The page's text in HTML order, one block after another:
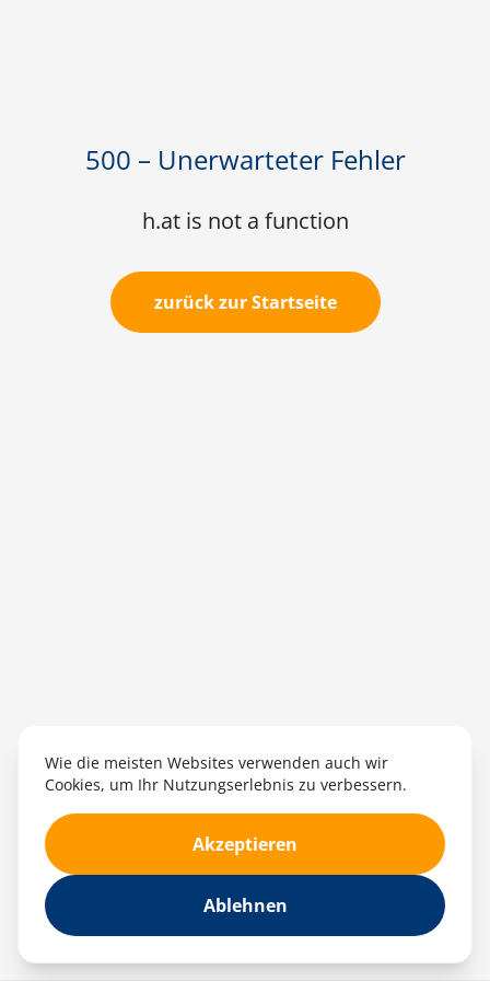
500 – Unerwarteter Fehler
h.at is not a function
zurück zur Startseite
Wie die meisten Websites verwenden auch wir
Cookies, um Ihr Nutzungserlebnis zu verbessern.
Akzeptieren
Ablehnen